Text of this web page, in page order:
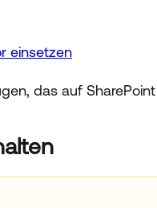
einsetzen
das auf